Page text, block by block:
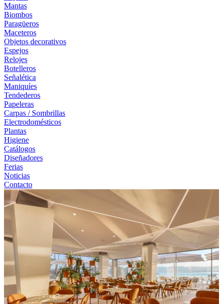
Mantas
Biombos
Paragüeros
Maceteros
Objetos decorativos
Espejos
Relojes
Botelleros
Señalética
Maniquíes
Tendederos
Papeleras
Carpas / Sombrillas
Electrodomésticos
Plantas
Higiene
Catálogos
Diseñadores
Ferias
Noticias
Contacto